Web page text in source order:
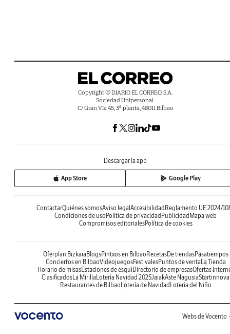
Copyright © DIARIO EL CORREO, S.A.
Sociedad Unipersonal.
C/ Gran Vía 45, 3ª planta, 48011 Bilbao
Descargar la app
App Store Google Play
ContactarQuiénes somosAviso legal Accesibilidad Reglamento UE 2024/
Condiciones de uso Política de privacidad Publicidad Mapa web
Compromisos editorialesPolítica de cookies
Oferplan Bizkaia BlogsPintxos en Bilbao RecetasDe tiendasPasatiempos
Conciertos en BilbaoVideojuegosFestivalesPuntos de venta La Tienda
Horario de misasEstaciones de esquíDirectorio de empresasOfertas
Clasificados La Mirilla Lotería Navidad 2025JaiakAste NagusiaStartinnova
Restaurantes de Bilbao Lotería de Navidad Lotería del Niño
Webs de Vocento